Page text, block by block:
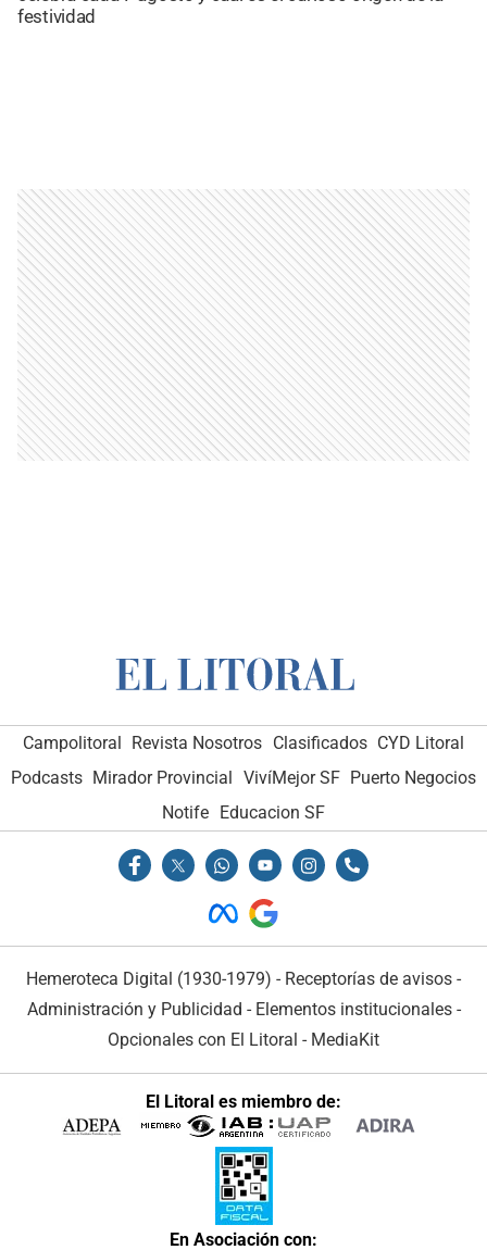
festividad
Campolitoral Revista Nosotros Clasificados CYD Litoral
Podcasts Mirador Provincial VivíMejor SF Puerto Negocios
Notife Educacion SF
Hemeroteca Digital (1930-1979) - Receptorías de avisos -
Administración y Publicidad - Elementos institucionales-
Opcionales con El Litoral - MediaKit
El Litoral es miembro de:
En Asociación con: